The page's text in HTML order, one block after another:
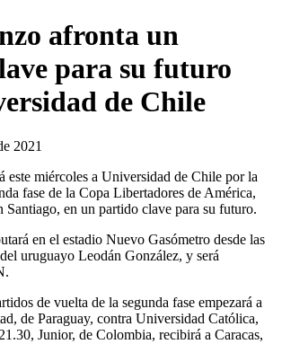
afronta un
para su futuro
de Chile
2021
este miércoles a Universidad de Chile por la
fase de la Copa Libertadores de América,
Santiago, en un partido clave para su futuro.
en el estadio Nuevo Gasómetro desde las
uruguayo Leodán González, y será
de vuelta de la segunda fase empezará a
de Paraguay, contra Universidad Católica,
Junior, de Colombia, recibirá a Caracas,